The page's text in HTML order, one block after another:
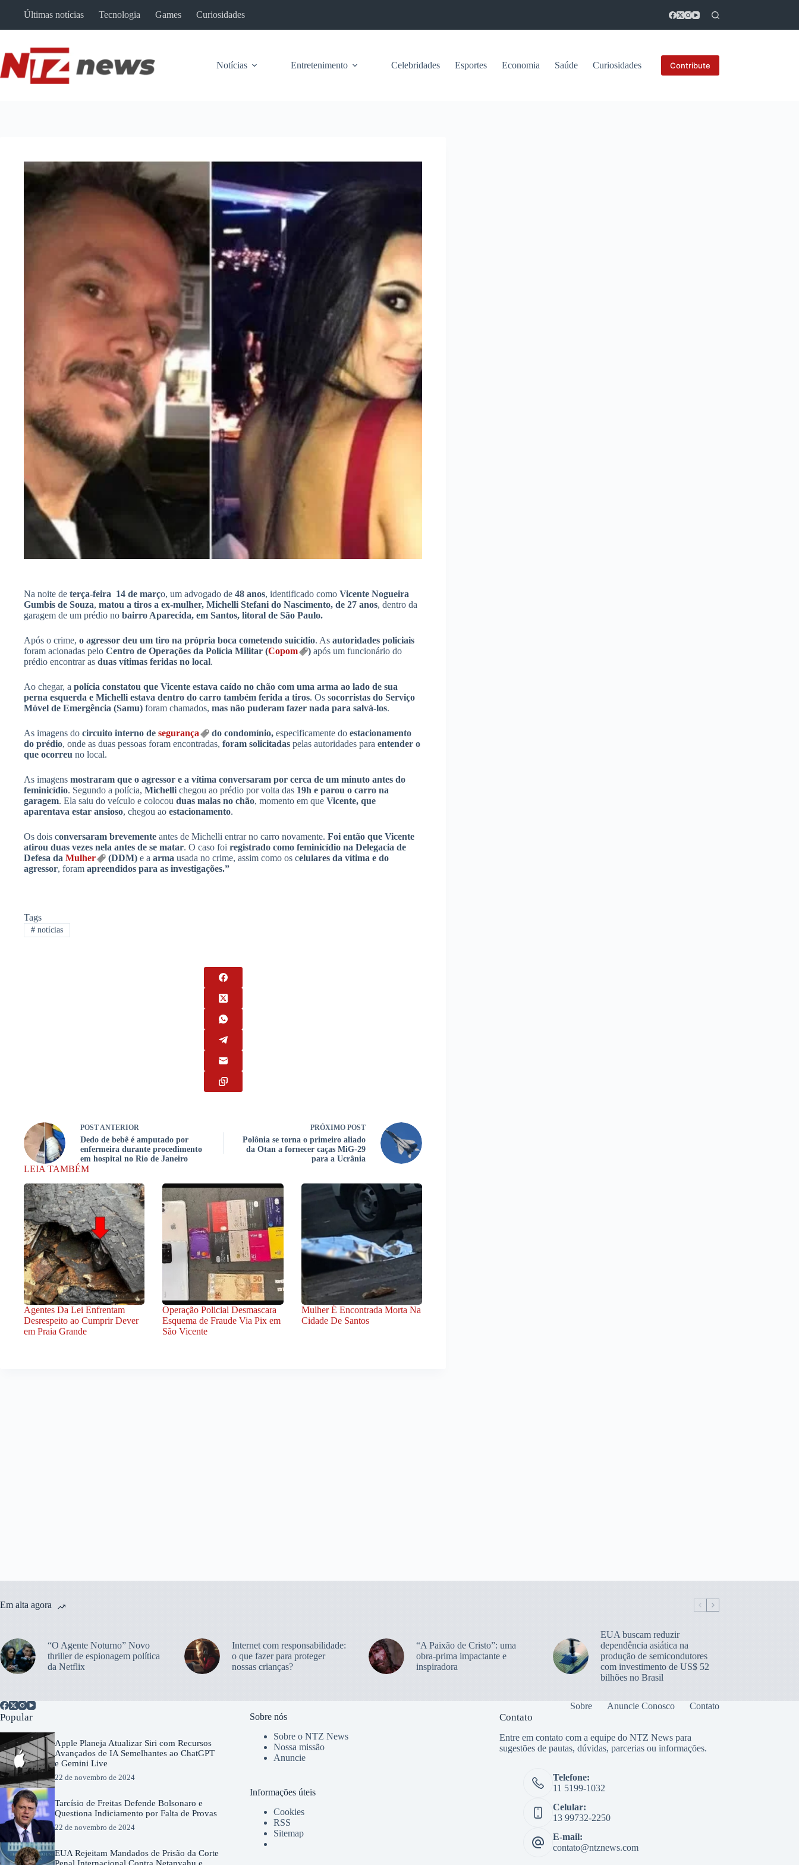
Últimas notícias Tecnologia Games Curiosidades
Notícias Entretenimento Celebridades Esportes Economia Saúde Curiosidades Contribute
Na noite de terça-feira 14 de março, um advogado de 48 anos, identificado como Vicente Nogueira
Gumbis de Souza, matou a tiros a ex-mulher, Michelli Stefani do Nascimento, de 27 anos, dentro da
garagem de um prédio no bairro Aparecida, em Santos, litoral de São Paulo.
Após o crime, o agressor deu um tiro na própria boca cometendo suicídio. As autoridades policiais
foram acionadas pelo Centro de Operações da Polícia Militar (Copom ) após um funcionário do
prédio encontrar as duas vítimas feridas no local.
Ao chegar, a polícia constatou que Vicente estava caído no chão com uma arma ao lado de sua
perna esquerda e Michelli estava dentro do carro também ferida a tiros. Os socorristas do Serviço
Móvel de Emergência (Samu) foram chamados, mas não puderam fazer nada para salvá-los.
As imagens do circuito interno de segurança do condomínio, especificamente do estacionamento
do prédio, onde as duas pessoas foram encontradas, foram solicitadas pelas autoridades para entender o
que ocorreu no local.
As imagens mostraram que o agressor e a vítima conversaram por cerca de um minuto antes do
feminicídio. Segundo a polícia, Michelli chegou ao prédio por volta das 19h e parou o carro na
garagem. Ela saiu do veículo e colocou duas malas no chão, momento em que Vicente, que
aparentava estar ansioso, chegou ao estacionamento.
Os dois conversaram brevemente antes de Michelli entrar no carro novamente. Foi então que Vicente
atirou duas vezes nela antes de se matar. O caso foi registrado como feminicídio na Delegacia de
Defesa da Mulher (DDM) e a arma usada no crime, assim como os celulares da vítima e do
agressor, foram apreendidos para as investigações.”
Tags
#notícias
POSTANTERIOR
Dedo de bebê é amputado por
enfermeira durante procedimento
em hospital no Rio de Janeiro
PRÓXIMO POST
Polônia se torna o primeiro aliado
da Otan a fornecer caças MiG-29
para a Ucrânia
LEIA TAMBÉM
Agentes Da Lei Enfrentam
Desrespeito ao Cumprir Dever
em Praia Grande
Operação Policial Desmascara
Esquema de Fraude Via Pix em
São Vicente
Mulher É Encontrada Morta Na
Cidade De Santos
Em alta agora
“O Agente Noturno” Novo
thriller de espionagem política
da Netflix
Internet com responsabilidade:
o que fazer para proteger
nossas crianças?
“A Paixão de Cristo”: uma
obra-prima impactante e
inspiradora
EUA buscam reduzir
dependência asiática na
produção de semicondutores
com investimento de US$ 52
bilhões no Brasil
Sobre Anuncie Conosco Contato
Popular
Apple Planeja Atualizar Siri com Recursos
Avançados de IA Semelhantes ao ChatGPT
e Gemini Live
22 de novembro de 2024
Tarcísio de Freitas Defende Bolsonaro e
Questiona Indiciamento por Falta de Provas
22 de novembro de 2024
EUA Rejeitam Mandados de Prisão da Corte
Penal Internacional Contra Netanyahu e
Sobre nós
Sobre o NTZ News
Nossa missão
Anuncie
Informações úteis
Cookies
RSS
Sitemap
Contato
Entre em contato com a equipe do NTZ News para
sugestões de pautas, dúvidas, parcerias ou informações.
Telefone:
11 5199-1032
Celular:
13 99732-2250
E-mail:
contato@ntznews.com